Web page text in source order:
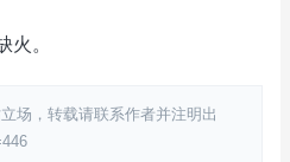
火。
场，转载请联系作者并注明出